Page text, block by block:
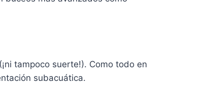
tampoco suerte!). Como todo en
subacuática.